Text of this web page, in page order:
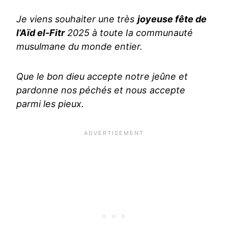
Je viens souhaiter une très joyeuse fête de
l’Aïd el-Fitr2025 à toute la communauté
musulmane du monde entier.
Que le bon dieu accepte notre jeûne et
pardonne nos péchés et nous accepte
parmi les pieux.